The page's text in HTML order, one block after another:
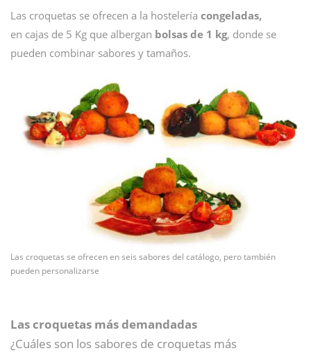
Las croquetas se ofrecen a la hostelería congeladas,
en cajas de 5 Kg que albergan bolsas de 1 kg, donde se
pueden combinar sabores y tamaños.
Las croquetas se ofrecen en seis sabores del catálogo, pero también
pueden personalizarse
Las croquetas más demandadas
¿Cuáles son los sabores de croquetas más